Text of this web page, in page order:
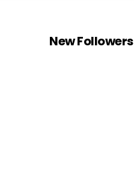
New Followers